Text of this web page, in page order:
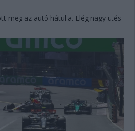
meg az autó hátulja. Elég nagy ütés